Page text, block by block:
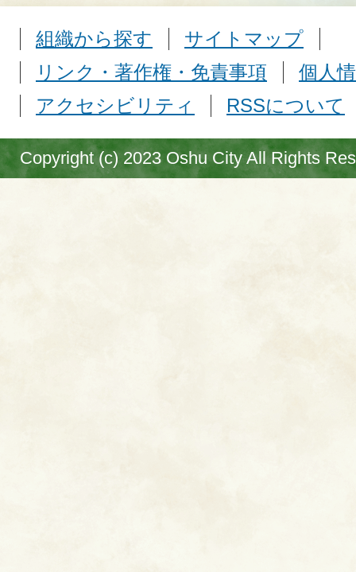
組織から探す
サイトマップ
リンク・著作権・免責事項
個人
アクセシビリティ
RSSについて
Copyright (c) 2023 Oshu City All Rights